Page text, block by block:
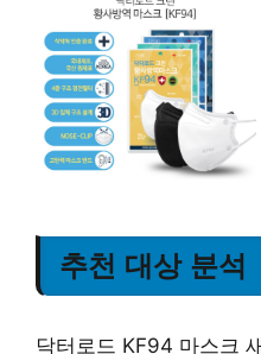
추천 대상 분석
닥터로드 KF94 마스크